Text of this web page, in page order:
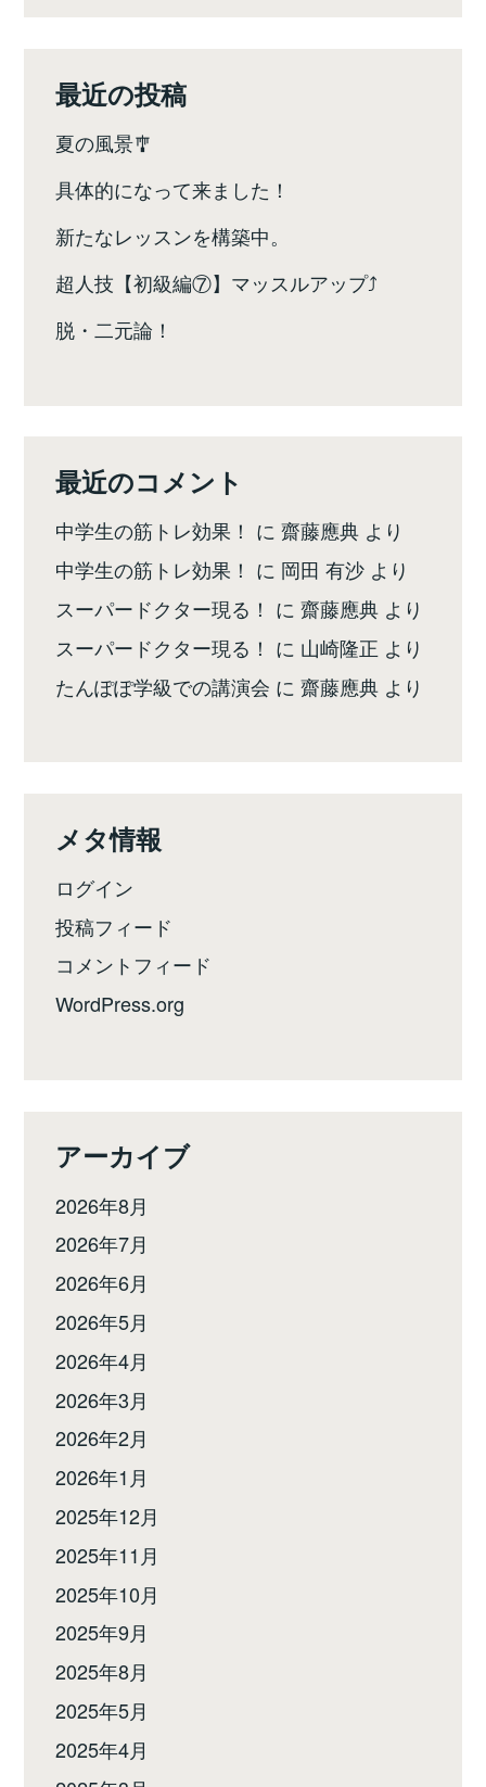
ョ
ン
最近の投稿
夏の風景🎐
具体的になって来ました！
新たなレッスンを構築中。
超人技【初級編⑦】マッスルアップ⤴️
脱・二元論！
最近のコメント
中学生の筋トレ効果！ に齋藤應典 より
中学生の筋トレ効果！ に 岡田 有沙 より
スーパードクター現る！ に齋藤應典 より
スーパードクター現る！ に 山崎隆正 より
たんぽぽ学級での講演会 に齋藤應典 より
メタ情報
ログイン
投稿フィード
コメントフィード
WordPress.org
アーカイブ
2026年8月
2026年7月
2026年6月
2026年5月
2026年4月
2026年3月
2026年2月
2026年1月
2025年12月
2025年11月
2025年10月
2025年9月
2025年8月
2025年5月
2025年4月